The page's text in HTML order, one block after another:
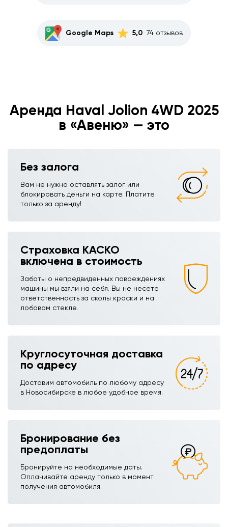
Google Maps 5,0 74 отзывов
Аренда Haval Jolion 4WD 2025
в «Авеню» — это
Без залога
Вам не нужно оставлять залог или
блокировать деньги на карте. Платите
только за аренду!
Страховка КАСКО
включена в стоимость
Заботы о непредвиденных повреждениях
машины мы взяли на себя. Вы не несете
ответственность за сколы краски и на
лобовом стекле.
Круглосуточная доставка
по адресу
Доставим автомобиль по любому адресу
в Новосибирске в любое удобное время.
Бронирование без
предоплаты
Бронируйте на необходимые даты.
Оплачивайте аренду только в момент
получения автомобиля.